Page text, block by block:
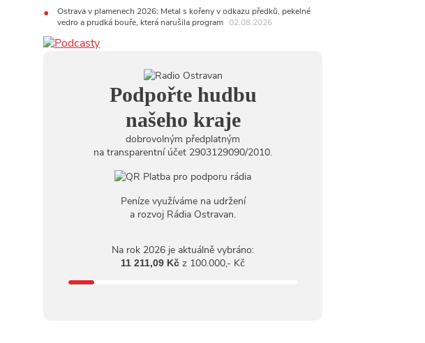
21.07.2026
20:09
Na Novou Osmičku míří Bára Zmeková Trio. Výrazná
osobnost české alternativní scény zahraje ve Frýdku-Místku
14:01
Štěrkovna Open Music: Klubová scéna na festivalu
nabídne Krhuta i Beatles
Ostrava v plamenech 2026: Metal s kořeny v odkazu předků, pekelné
vedro a prudká bouře, která narušila program 02.08.2026
Podpořte hudbu
našeho kraje
dobrovolným předplatným
na transparentní účet 2903129090/2010.
Peníze využíváme na udržení
a rozvoj Rádia Ostravan.
Na rok 2026 je aktuálně vybráno:
11 211,09 Kč z 100.000,- Kč